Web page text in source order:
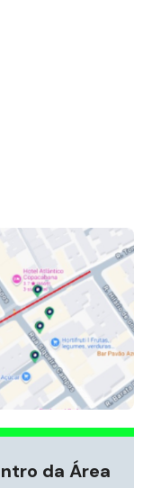
da Área